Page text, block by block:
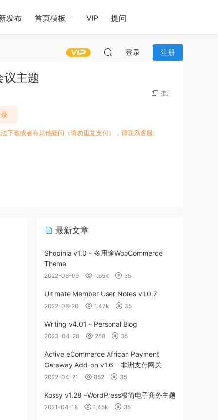
发布 首页模板一 VIP 提问
登录 注册
主题
推广
下载或者有其他疑问（请勿重复支付），请联系客服:
最新文章
Shopinia v1.0 – 多用途WooCommerce
Theme
2022-06-09 1.65k 35
Ultimate Member User Notes v1.0.7
2022-08-20 1.47k 35
Writing v4.01 – Personal Blog
2023-04-28 268 35
Active eCommerce African Payment
Gateway Add-on v1.6 – 非洲支付网关
2022-04-21 852 35
Kossy v1.28 –WordPress极简电子商务主题
2021-04-18 1.45k 35